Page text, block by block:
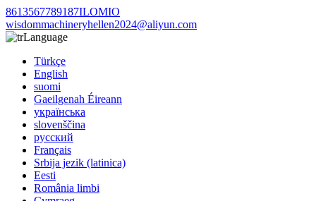
8613567789187ILOMIO
wisdommachineryhellen2024@aliyun.com
Language
Türkçe
English
suomi
Gaeilgenah Éireann
українська
slovenščina
русский
Français
Srbija jezik (latinica)
Eesti
România limbi